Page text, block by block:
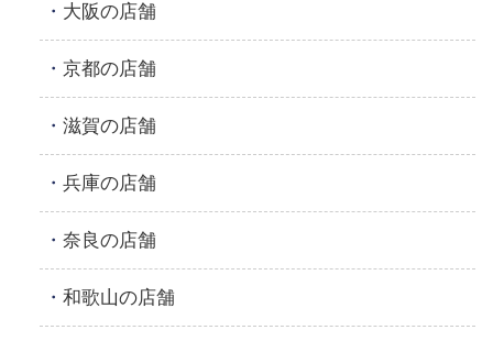
大阪の店舗
京都の店舗
滋賀の店舗
兵庫の店舗
奈良の店舗
和歌山の店舗